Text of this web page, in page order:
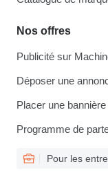
Nos offres
Publicité sur
Déposer une
Placer une bannière
Programme de
Pour les